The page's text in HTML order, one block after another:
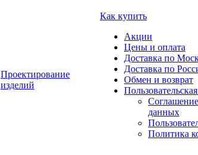
Проектирование
изделий
Как купить
Акции
Цены и оплата
Доставка по
Доставка по
Обмен и возврат
данных
Политика